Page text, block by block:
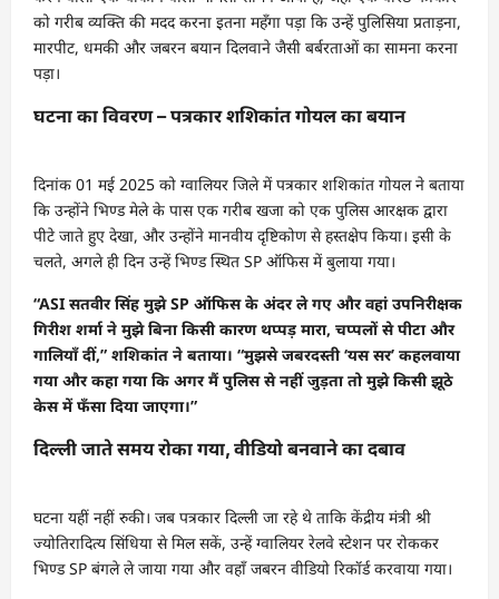
को गरीब व्यक्ति की मदद करना इतना महँगा पड़ा कि उन्हें पुलिसिया प्रताड़ना,
मारपीट, धमकी और जबरन बयान दिलवाने जैसी बर्बरताओं का सामना करना
पड़ा।
घटना का विवरण – पत्रकार शशिकांत गोयल का बयान
दिनांक 01 मई 2025 को ग्वालियर जिले में पत्रकार शशिकांत गोयल ने बताया
कि उन्होंने भिण्ड मेले के पास एक गरीब खजा को एक पुलिस आरक्षक द्वारा
पीटे जाते हुए देखा, और उन्होंने मानवीय दृष्टिकोण से हस्तक्षेप किया। इसी के
चलते, अगले ही दिन उन्हें भिण्ड स्थित SP ऑफिस में बुलाया गया।
“ASI सतवीर सिंह मुझे SP ऑफिस के अंदर ले गए और वहां उपनिरीक्षक
गिरीश शर्मा ने मुझे बिना किसी कारण थप्पड़ मारा, चप्पलों से पीटा और
गालियाँ दीं,” शशिकांत ने बताया। “मुझसे जबरदस्ती ‘यस सर’ कहलवाया
गया और कहा गया कि अगर मैं पुलिस से नहीं जुड़ता तो मुझे किसी झूठे
केस में फँसा दिया जाएगा।”
दिल्ली जाते समय रोका गया, वीडियो बनवाने का दबाव
घटना यहीं नहीं रुकी। जब पत्रकार दिल्ली जा रहे थे ताकि केंद्रीय मंत्री श्री
ज्योतिरादित्य सिंधिया से मिल सकें, उन्हें ग्वालियर रेलवे स्टेशन पर रोककर
भिण्ड SP बंगले ले जाया गया और वहाँ जबरन वीडियो रिकॉर्ड करवाया गया।